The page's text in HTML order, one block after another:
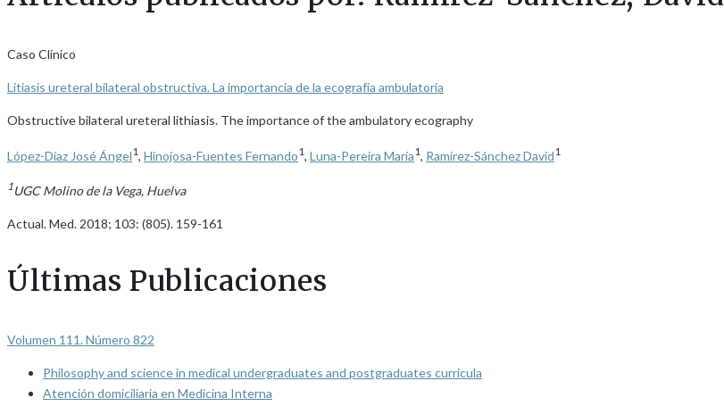
Caso Clínico
Litiasis ureteral bilateral obstructiva. La importancia de la ecografía ambulatoria
Obstructive bilateral ureteral lithiasis. The importance of the ambulatory ecography
López-Díaz José Ángel1, Hinojosa-Fuentes Fernando1, Luna-Pereira María1, Ramírez-Sánchez David1
1UGC Molino de la Vega, Huelva
Actual. Med. 2018; 103: (805). 159-161
Últimas Publicaciones
Volumen 111. Número 822
Philosophy and science in medical undergraduates and postgraduates curricula
Atención domiciliaria en Medicina Interna